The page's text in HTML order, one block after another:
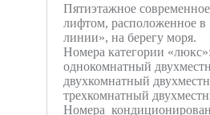
Пятиэтажное
лифтом, расположенное в
линии», на берегу моря.
Номера категории «люкс»:
однокомнатный
двухкомнатный
трехкомнатный
Номера